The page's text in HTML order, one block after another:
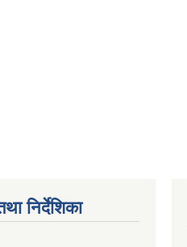
निर्देशिका